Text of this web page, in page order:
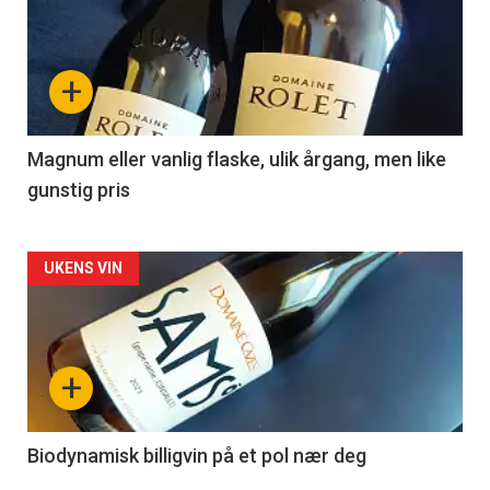
akkurat
nå
3
+
Magnum eller vanlig flaske, ulik årgang, men like
gunstig pris
Forsiden
akkurat
nå
4
+
UKENS VIN
Biodynamisk billigvin på et pol nær deg